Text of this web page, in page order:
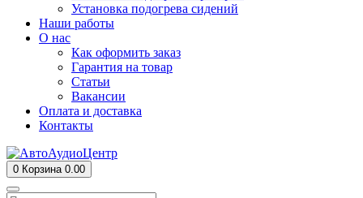
Установка подогрева сидений
Наши работы
О нас
Как оформить заказ
Гарантия на товар
Статьи
Вакансии
Оплата и доставка
Контакты
0 Корзина 0.00